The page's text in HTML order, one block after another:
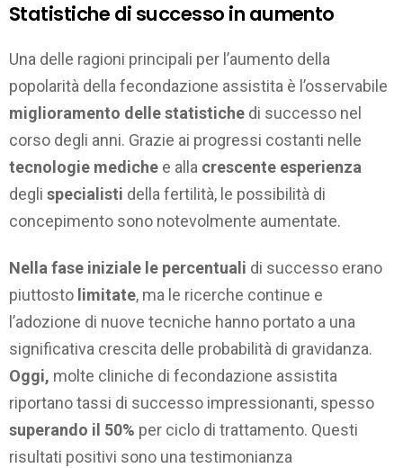
Statistiche di successo in aumento
Una delle ragioni principali per l’aumento della
popolarità della fecondazione assistita è l’osservabile
miglioramento delle statistiche di successo nel
corso degli anni. Grazie ai progressi costanti nelle
tecnologie mediche e alla crescente esperienza
degli specialisti della fertilità, le possibilità di
concepimento sono notevolmente aumentate.
Nella fase iniziale le percentuali di successo erano
piuttosto limitate, ma le ricerche continue e
l’adozione di nuove tecniche hanno portato a una
significativa crescita delle probabilità di gravidanza.
Oggi, molte cliniche di fecondazione assistita
riportano tassi di successo impressionanti, spesso
superando il 50% per ciclo di trattamento. Questi
risultati positivi sono una testimonianza